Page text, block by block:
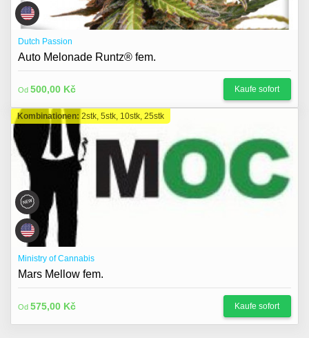
Dutch Passion
Auto Melonade Runtz® fem.
Od 500,00 Kč Kaufe sofort
Kombinationen: 2stk, 5stk, 10stk, 25stk
Ministry of Cannabis
Mars Mellow fem.
Od 575,00 Kč Kaufe sofort